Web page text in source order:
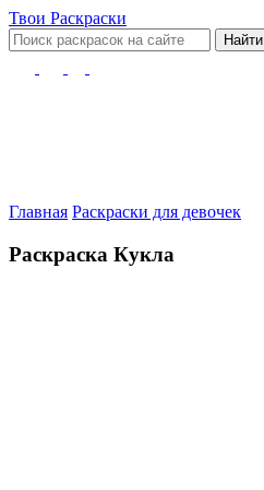
Твои Раскраски
Найти
Главная Раскраски для девочек
Раскраска Кукла